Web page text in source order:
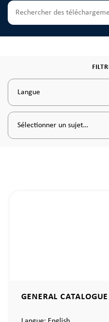
Langue
Sélectionner un sujet…
GENERAL CATALOGUE